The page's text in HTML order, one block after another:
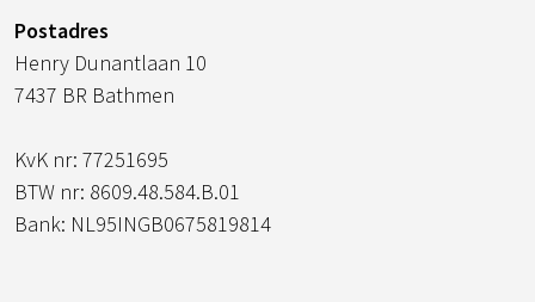
Postadres
Henry Dunantlaan 10
7437 BR Bathmen
KvK nr: 77251695
BTW nr: 8609.48.584.B.01
Bank: NL95INGB0675819814